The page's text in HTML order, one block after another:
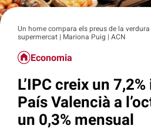
Un home compara els preus de la verdura
supermercat | Mariona Puig | ACN
Economia
L’IPC creix un
País Valencià a
un 0,3% mensual